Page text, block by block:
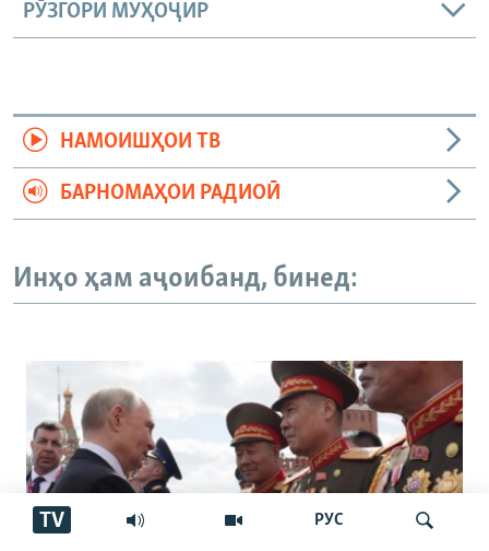
РУС
TV
РӮЗГОРИ МУҲОҶИР
НАМОИШҲОИ ТВ
БАРНОМАҲОИ РАДИОӢ
Инҳо ҳам аҷоибанд, бинед: